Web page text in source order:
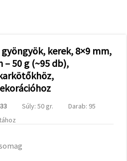
kerek, 8×9 mm,
50 g (~95 db),
Súly: 50 gr.
Darab: 95